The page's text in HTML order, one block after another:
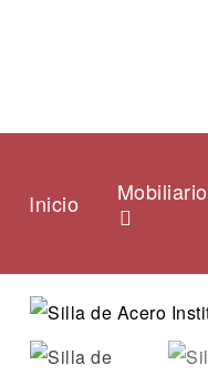
Inicio Mobiliario